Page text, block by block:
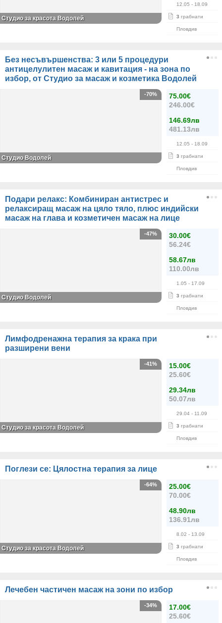
12.05 - 18.09
3 грабнати
Пловдив
Студио за красота Водолей
Без несъвършенства: 3 или 5 процедури
антицелулитен масаж и кавитация - на зона по
избор, от Студио за масаж и козметика Водолей
75.00€
246.00€
146.69лв
481.13лв
12.05 - 18.09
3 грабнати
Пловдив
-70%
Студио Водолей
Подари релакс: Комбиниран антистрес и
релаксиращ масаж на цяло тяло, плюс индийски
масаж на глава и козметичен масаж на лице
30.00€
56.24€
58.67лв
110.00лв
1.05 - 17.09
3 грабнати
Пловдив
-47%
Студио Водолей
Лимфодренажна терапия за крака при
разширени вени
15.00€
25.60€
29.34лв
50.07лв
29.04 - 11.09
3 грабнати
Пловдив
-41%
Студио за красота Водолей
Поглези се: Цялостна терапия за лице
25.00€
70.00€
48.90лв
136.91лв
8.02 - 13.09
3 грабнати
Пловдив
-64%
Студио за красота Водолей
Лечебен частичен масаж на зони по избор
17.00€
25.60€
-34%